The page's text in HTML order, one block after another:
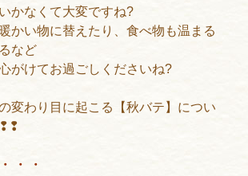
かなくて大変ですね?
かい物に替えたり、食べ物も温まる
など
がけてお過ごしくださいね?
変わり目に起こる【秋バテ】につい
❢❢
・・